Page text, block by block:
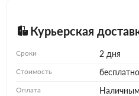
Курьерская
Сроки 2 дня
Стоимость бесплатно
Оплата